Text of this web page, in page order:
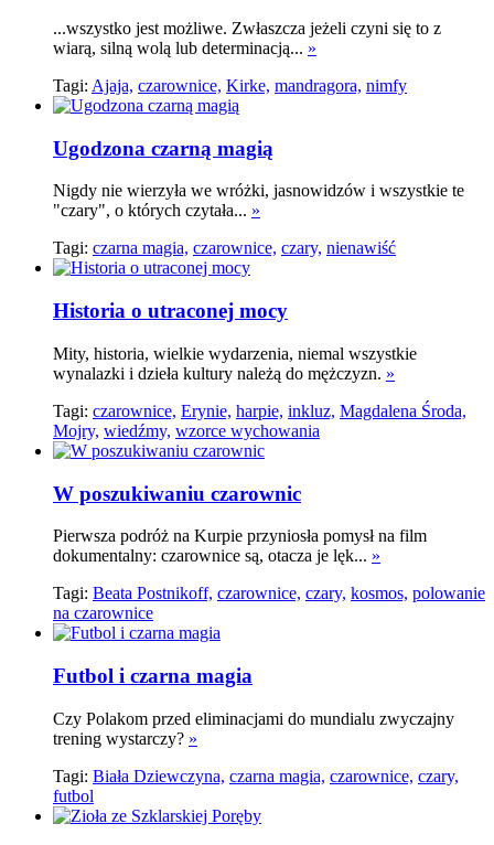
...wszystko jest możliwe. Zwłaszcza jeżeli czyni się to z
wiarą, silną wolą lub determinacją... »
Tagi: Ajaja, czarownice, Kirke, mandragora, nimfy
Ugodzona czarną magią
Nigdy nie wierzyła we wróżki, jasnowidzów i wszystkie te
"czary", o których czytała... »
Tagi: czarna magia, czarownice, czary, nienawiść
Historia o utraconej mocy
Mity, historia, wielkie wydarzenia, niemal wszystkie
wynalazki i dzieła kultury należą do mężczyzn. »
Tagi: czarownice, Erynie, harpie, inkluz, Magdalena Środa,
Mojry, wiedźmy, wzorce wychowania
W poszukiwaniu czarownic
Pierwsza podróż na Kurpie przyniosła pomysł na film
dokumentalny: czarownice są, otacza je lęk... »
Tagi: Beata Postnikoff, czarownice, czary, kosmos, polowanie
na czarownice
Futbol i czarna magia
Czy Polakom przed eliminacjami do mundialu zwyczajny
trening wystarczy? »
Tagi: Biała Dziewczyna, czarna magia, czarownice, czary,
futbol